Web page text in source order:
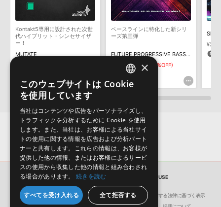
めのデモンストレーション用の楽曲です。原則として、デモソング
そのものをお使いいただくことはできません。また、デモソングを
構成する全てのサウンドが、サンプルパックに含まれていることを
保証するものではありません。
ダウンロード製品という性質上、一切の返品・返金はお受け付け致
しかねます。
Kontakt5専用に設計された次世
代ハイブリット・シンセサイザ
ー！
MUTATE
ベースラインに特化した新シリ
ーズ第三弾
FUTURE PROGRESSIVE BASSLINES VOL 3
¥5,830 ¥2,915(50%OFF)
145pt
サンプルパック JACKIN BASS HOUSE
会社概要 環境保護（CSR）への取り組み
特定商取引に関する法律に基づく表示
ENGLISH
×
このウェブサイトは Cookie
を使用しています
当社はコンテンツや広告をパーソナライズし、
トラフィックを分析するために Cookie を使用
します。また、当社は、お客様による当社サイ
トの使用に関する情報を広告および分析パート
ナーと共有します。これらの情報は、お客様が
提供した他の情報、またはお客様によるサービ
スの使用から収集した他の情報と組み合わされ
る場合があります。
続きを読む
すべてを受け入れる 全て拒否する